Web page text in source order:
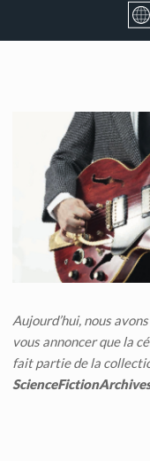
Aujourd’hui, nous
vous annoncer que la
fait partie de la